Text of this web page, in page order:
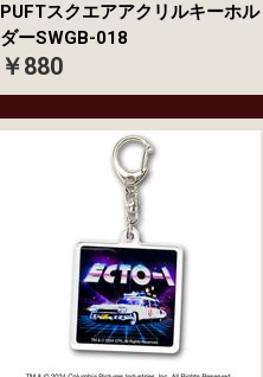
PUFTスクエアアクリルキーホル
ダーSWGB-018
￥880